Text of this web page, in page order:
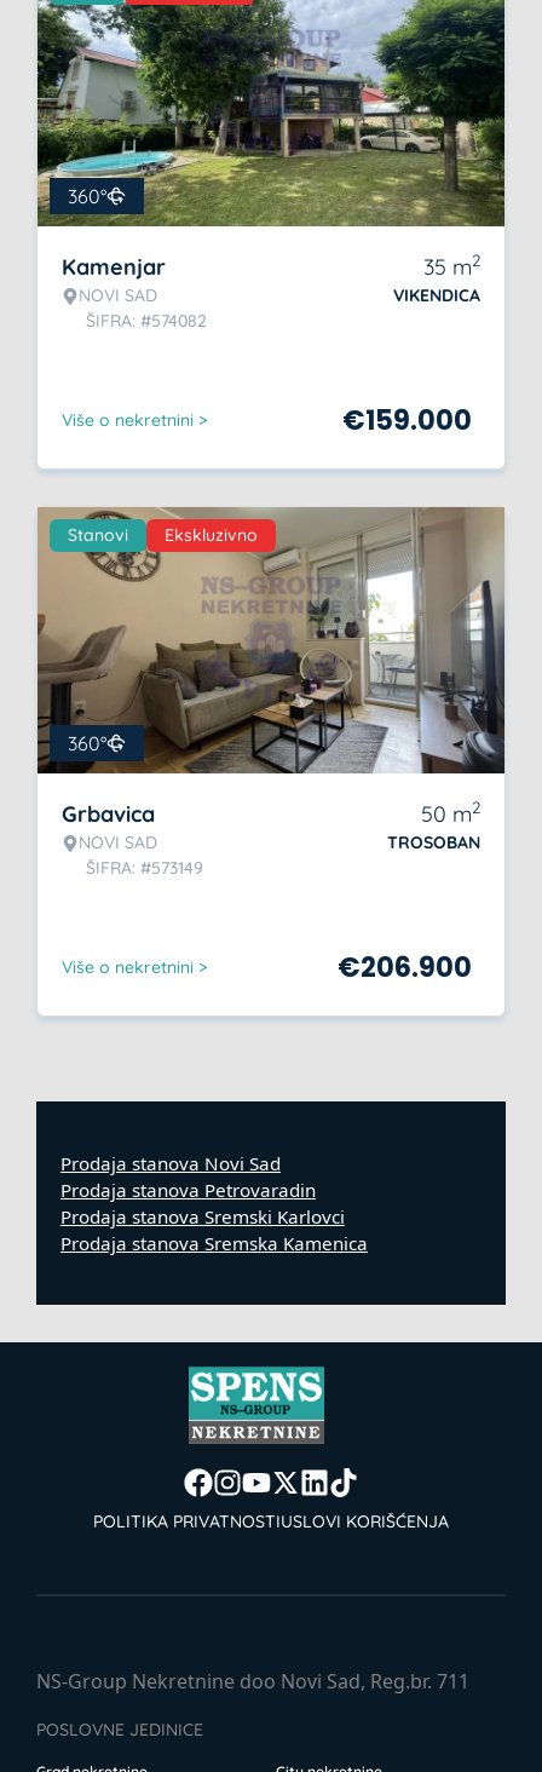
360°
Kamenjar
NOVI SAD
ŠIFRA: #574082
35 m2
VIKENDICA
Više o nekretnini > €159.000
Stanovi Ekskluzivno
360°
Grbavica
NOVI SAD
ŠIFRA: #573149
50 m2
TROSOBAN
Više o nekretnini > €206.900
Prodaja stanova Novi Sad
Prodaja stanova Petrovaradin
Prodaja stanova Sremski Karlovci
Prodaja stanova Sremska Kamenica
POLITIKA PRIVATNOSTIUSLOVI KORIŠĆENJA
NS-Group Nekretnine doo Novi Sad, Reg.br. 711
POSLOVNE JEDINICE